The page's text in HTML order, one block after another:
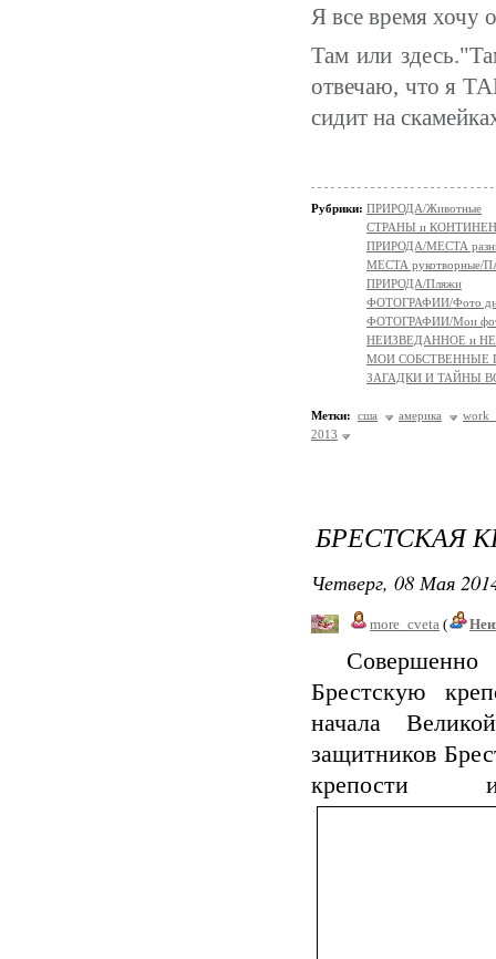
Я все время хочу
Там или
отвечаю, что я
сидит на
Рубрики: ПРИРОДА/Животные
СТРАНЫ и
ПРИРОДА/МЕСТА
МЕСТА рукотворные/
ПРИРОДА/Пляжи
ФОТОГРАФИИ/Фото
ФОТОГРАФИИ/Мои
НЕИЗВЕДАННОЕ и
МОИ СОБСТВЕННЫЕ
ЗАГАДКИ И ТАЙНЫ
Метки: сша америка
work
2013
БРЕСТСКАЯ
Четверг, 08 Мая
more_cveta (
Совершенно
Брестскую
начала
защитников